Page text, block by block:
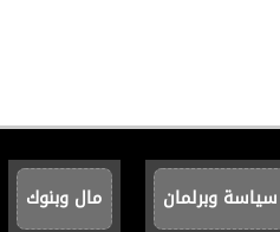
سياسة وبرلمان مال وبنوك